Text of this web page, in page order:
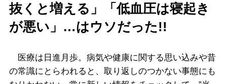
抜くと増える」「低血圧は寝起き
が悪い」…はウソだった!!
医療は日進月歩。病気や健康に関する思い込みや昔
の常識にとらわれると、取り返しのつかない事態にも